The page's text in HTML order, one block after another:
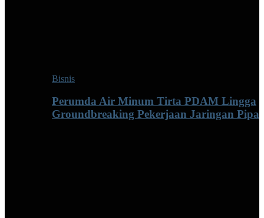
Bisnis
Perumda Air Minum Tirta PDAM Lingga
Groundbreaking Pekerjaan Jaringan Pipa